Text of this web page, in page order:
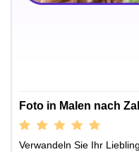
Foto in Malen nach
Verwandeln Sie Ihr